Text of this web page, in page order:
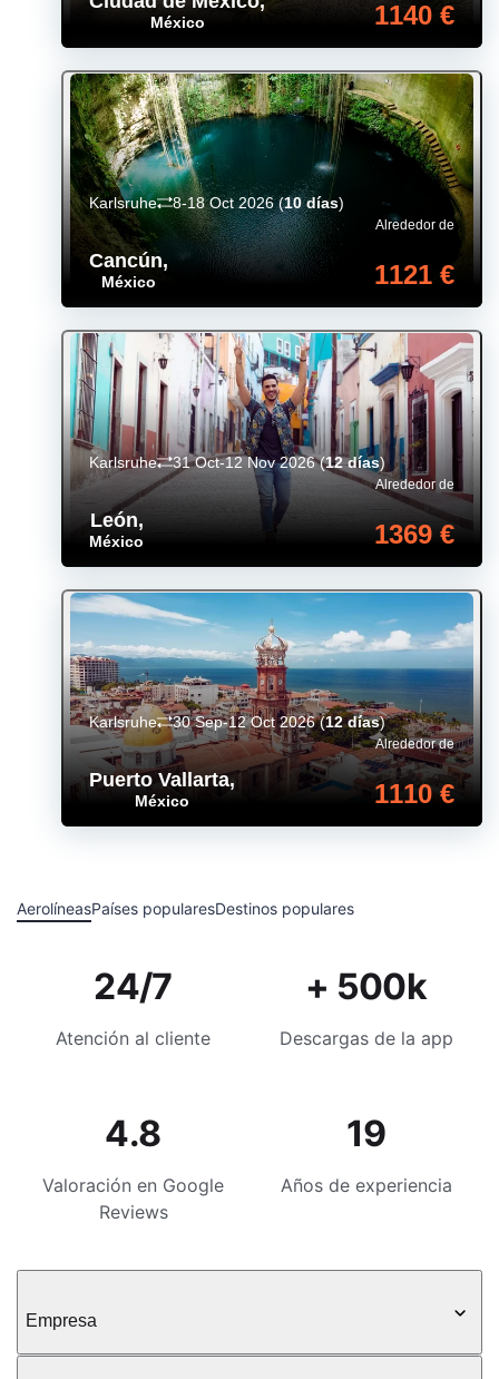
México 1140 €
Cancún,
México
Alrededor de
1121 €
Karlsruhe 8-18 Oct 2026(10 días)
León,
México
Alrededor de
1369 €
Karlsruhe 31 Oct-12 Nov 2026(12 días)
Puerto Vallarta,
México
Alrededor de
1110 €
Karlsruhe 30 Sep-12 Oct 2026(12 días)
AerolíneasPaíses popularesDestinos populares
24/7
Atención al cliente
+ 500k
Descargas de la app
4.8
Valoración en Google
Reviews
19
Años de experiencia
Empresa